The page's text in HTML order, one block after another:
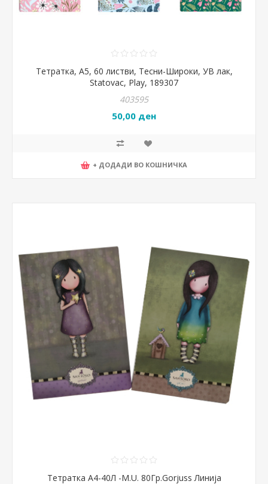
Тетратка, А5, 60 листви, Тесни-Широки, УВ лак,
Statovac, Play, 189307
403595
50,00 ден
+ ДОДАДИ ВО КОШНИЧКА
Тетратка А4-40Л -M.U. 80Гр.Gorjuss Линија